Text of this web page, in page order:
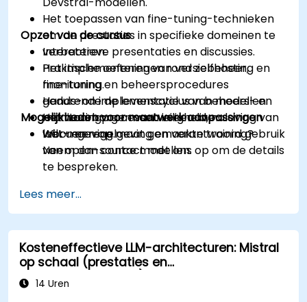
Het toepassen van fine-tuning-technieken
om de prestaties in specifieke domeinen te
verbeteren.
Het implementeren van versiebeheer,
monitoring en beheersprocedures
gedurende de levenscyclus van modellen.
Het waarborgen van veiligheid, naleving van
wet- en regelgeving en verantwoord gebruik
van open-source modellen.
Opzet van de cursus
Interactieve presentaties en discussies.
Praktische oefeningen rond zelfhosting en
fine-tuning.
Hands-on implementatie van beheers- en
monitoringprocessen in een live-
labomgeving.
Mogelijkheden voor maatwerk aanpassingen
Wilt u een op maat gemaakte training?
Neem dan contact met ons op om de details
te bespreken.
Lees meer...
Kosteneffectieve LLM-architecturen: Mistral
op schaal (prestaties en
kostenoptimalisatie)
14 Uren